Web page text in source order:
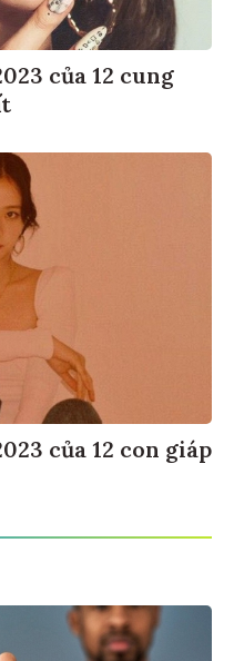
của 12 cung
của 12 con giáp